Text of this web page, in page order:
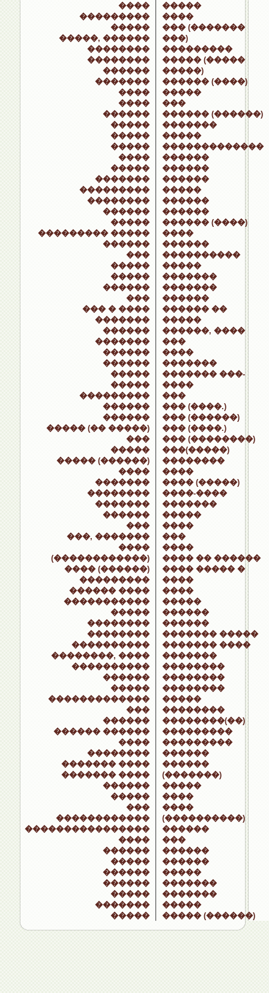
����
���������
�����
�����, ������
��������
��������
������
�������
����
����
������
�����
�����
�����
����
�����
�������
���������
��������
������
�����
��������� �����
������
���
�����
�����
������
���
��� � ����
�������
������
�������
������
������
�����
�����
���������
������
������
����� (�� �����)
���
�����
����� (������)
����
�������
��������
�������
������
���
���, �������
����
(������������)
���� (������)
���������
������ ����
�����������
�����
��������
��������
����������
��������, ����
����������
������
�����
�������������
���
������
������ ������
����
��������
������� ����
������� ����
������
�����
���
������������
����������������
����
������
�����
������
������
�����
�������
�����
�����
����
��� (�������
���)
���������
����� (�����
�����)
������ (����)
�����
���
������ (������)
�������
�����
�������������
������
������
������
�����
������
������
������ (����)
����
������
����������
�����
�������
�������
������
������ ��
�����
������, ����
���
����
�������
������� ���-
����
���
��� (����.)
��� (������)
��� (����.)
��� (��������)
���(�����)
��������
����
���� (�����)
����-����
�������
�����
����
���
����
���� �� ������
���� ����� �
����
����
�����
������
������
������� �����
������� ����
�������
��������
��������
��������
�����
��������
��������(��)
���������
���������
������
������
(�������)
�����
����
����
(����������)
������
���
������
������
�����
�������
�������
�����
����� (������)